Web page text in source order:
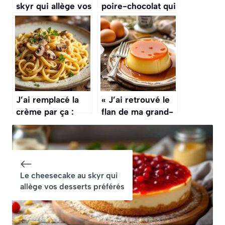
skyr qui allège vos
desserts préférés
poire-chocolat qui
fait oublier le
classique
J’ai remplacé la
crème par ça :
tout le monde
réclame ma
recette (plus
léger, bluffant !)
« J’ai retrouvé le
flan de ma grand-
mère avec
ingrédients » : la
recette qui
cartonne
Le cheesecake au skyr qui
allège vos desserts préférés